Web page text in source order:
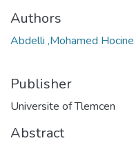
Authors
Abdelli ,Mohamed Hocine
Publisher
Universite of Tlemcen
Abstract